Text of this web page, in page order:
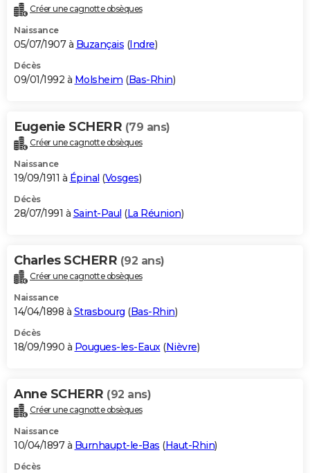
Créer une cagnotte obsèques
Naissance
05/07/1907 à Buzançais (Indre)
Décès
09/01/1992 à Molsheim (Bas-Rhin)
Eugenie SCHERR (79 ans)
Créer une cagnotte obsèques
Naissance
19/09/1911 à Épinal (Vosges)
Décès
28/07/1991 à Saint-Paul (La Réunion)
Charles SCHERR (92 ans)
Créer une cagnotte obsèques
Naissance
14/04/1898 à Strasbourg (Bas-Rhin)
Décès
18/09/1990 à Pougues-les-Eaux(Nièvre)
Anne SCHERR (92 ans)
Créer une cagnotte obsèques
Naissance
10/04/1897 à Burnhaupt-le-Bas (Haut-Rhin)
Décès